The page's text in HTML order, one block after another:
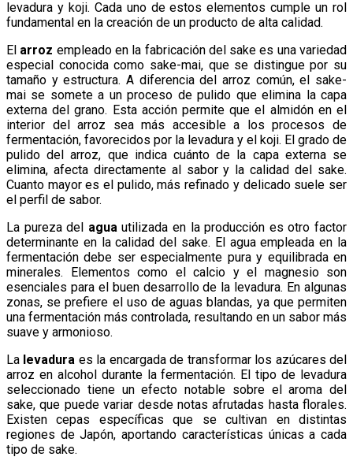
levadura y koji. Cada uno de estos elementos cumple un rol
fundamental en la creación de un producto de alta calidad.
El arroz empleado en la fabricación del sake es una variedad
especial conocida como sake-mai, que se distingue por su
tamaño y estructura. A diferencia del arroz común, el sake-
mai se somete a un proceso de pulido que elimina la capa
externa del grano. Esta acción permite que el almidón en el
interior del arroz sea más accesible a los procesos de
fermentación, favorecidos por la levadura y el koji. El grado de
pulido del arroz, que indica cuánto de la capa externa se
elimina, afecta directamente al sabor y la calidad del sake.
Cuanto mayor es el pulido, más refinado y delicado suele ser
el perfil de sabor.
La pureza del agua utilizada en la producción es otro factor
determinante en la calidad del sake. El agua empleada en la
fermentación debe ser especialmente pura y equilibrada en
minerales. Elementos como el calcio y el magnesio son
esenciales para el buen desarrollo de la levadura. En algunas
zonas, se prefiere el uso de aguas blandas, ya que permiten
una fermentación más controlada, resultando en un sabor más
suave y armonioso.
La levadura es la encargada de transformar los azúcares del
arroz en alcohol durante la fermentación. El tipo de levadura
seleccionado tiene un efecto notable sobre el aroma del
sake, que puede variar desde notas afrutadas hasta florales.
Existen cepas específicas que se cultivan en distintas
regiones de Japón, aportando características únicas a cada
tipo de sake.